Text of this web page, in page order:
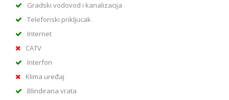
Gradski vodovod i kanalizacija
Telefonski prikljucak
Internet
CATV
Interfon
Klima uređaj
Blindirana vrata